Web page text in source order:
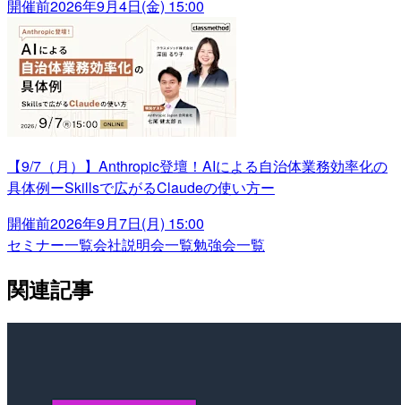
開催前2026年9月4日(金) 15:00
【9/7（月）】Anthropic登壇！AIによる自治体業務効率化の
具体例ーSkillsで広がるClaudeの使い方ー
開催前2026年9月7日(月) 15:00
セミナー一覧会社説明会一覧勉強会一覧
関連記事